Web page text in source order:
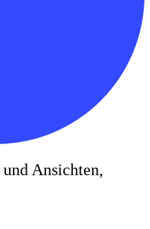
Ansichten,